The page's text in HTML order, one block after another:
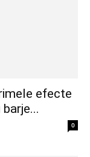
efecte
0